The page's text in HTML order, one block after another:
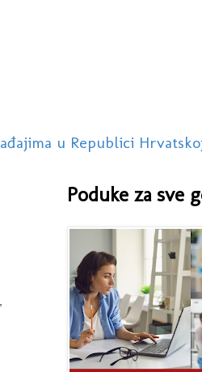
u Republici
Poduke za sve